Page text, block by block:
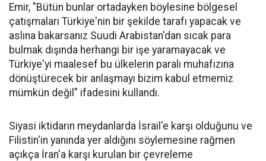
Emir, "Bütün bunlar ortadayken böylesine bölgesel
çatışmaları Türkiye'nin bir şekilde tarafı yapacak ve
aslına bakarsanız Suudi Arabistan'dan sıcak para
bulmak dışında herhangi bir işe yaramayacak ve
Türkiye'yi maalesef bu ülkelerin paralı muhafızına
dönüştürecek bir anlaşmayı bizim kabul etmemiz
mümkün değil" ifadesini kullandı.
Siyasi iktidarın meydanlarda İsrail'e karşı olduğunu ve
Filistin'in yanında yer aldığını söylemesine rağmen
açıkça İran'a karşı kurulan bir çevreleme